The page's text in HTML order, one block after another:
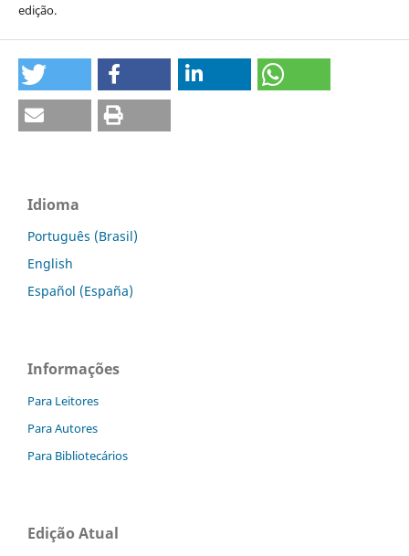
edição.
Idioma
Português (Brasil)
English
Español (España)
Informações
Para Leitores
Para Autores
Para Bibliotecários
Edição Atual